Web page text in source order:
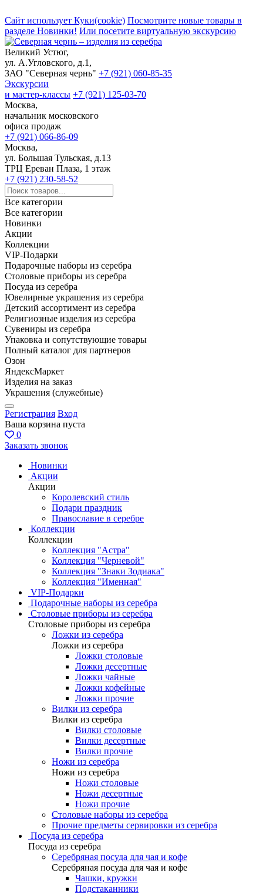
Сайт использует Куки(cookie) Посмотрите новые товары в
разделе Новинки! Или посетите виртуальную экскурсию
Великий Устюг,
ул. А.Угловского, д.1,
ЗАО "Северная чернь" +7 (921) 060-85-35
Экскурсии
и мастер-классы +7 (921) 125-03-70
Москва,
начальник московского
офиса продаж
+7 (921) 066-86-09
Москва,
ул. Большая Тульская, д.13
ТРЦ Ереван Плаза, 1 этаж
+7 (921) 230-58-52
Все категории
Все категории
Новинки
Акции
Коллекции
VIP-Подарки
Подарочные наборы из серебра
Столовые приборы из серебра
Посуда из серебра
Ювелирные украшения из серебра
Детский ассортимент из серебра
Религиозные изделия из серебра
Сувениры из серебра
Упаковка и сопутствующие товары
Полный каталог для партнеров
Озон
ЯндексМаркет
Изделия на заказ
Украшения (служебные)
Регистрация Вход
Ваша корзина пуста
0
Заказать звонок
Новинки
Акции
Акции
Королевский стиль
Подари праздник
Православие в серебре
Коллекции
Коллекции
Коллекция "Астра"
Коллекция "Черневой"
Коллекция "Знаки Зодиака"
Коллекция "Именная"
VIP-Подарки
Подарочные наборы из серебра
Столовые приборы из серебра
Столовые приборы из серебра
Ложки из серебра
Ложки из серебра
Ложки столовые
Ложки десертные
Ложки чайные
Ложки кофейные
Ложки прочие
Вилки из серебра
Вилки из серебра
Вилки столовые
Вилки десертные
Вилки прочие
Ножи из серебра
Ножи из серебра
Ножи столовые
Ножи десертные
Ножи прочие
Столовые наборы из серебра
Прочие предметы сервировки из серебра
Посуда из серебра
Посуда из серебра
Серебряная посуда для чая и кофе
Серебряная посуда для чая и кофе
Чашки, кружки
Подстаканники